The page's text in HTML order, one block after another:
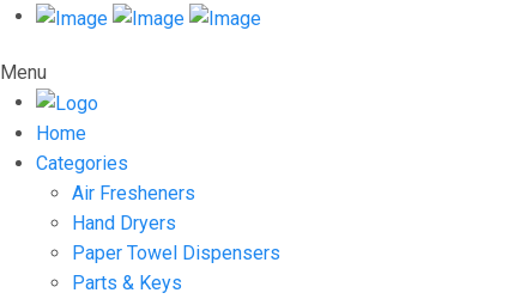
Menu
Home
Categories
Air Fresheners
Hand Dryers
Paper Towel Dispensers
Parts & Keys